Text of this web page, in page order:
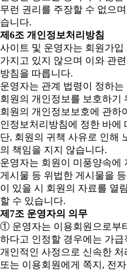
무런 권리를 주장할 수 없으
습니다.
제6조 개인정보처리방침
사이트 및 운영자는 회원가
가지고 있지 않으며 이와 관
방침을 따릅니다.
운영자는 관계 법령이 정하
회원의 개인정보를 보호하기
회원의 개인정보보호에 관하
인정보처리방침에 정한 바에
단, 회원의 귀책 사유로 인해
의 책임을 지지 않습니다.
운영자는 회원이 미풍양속에
게시물 등 위법한 게시물을
이 있을 시 회원의 자료를 열
할 수 있습니다.
제7조 운영자의 의무
① 운영자는 이용회원으로부
하다고 인정할 경우에는 가
개인적인 사정으로 신속한 처
또는 이용회원에게 쪽지, 전